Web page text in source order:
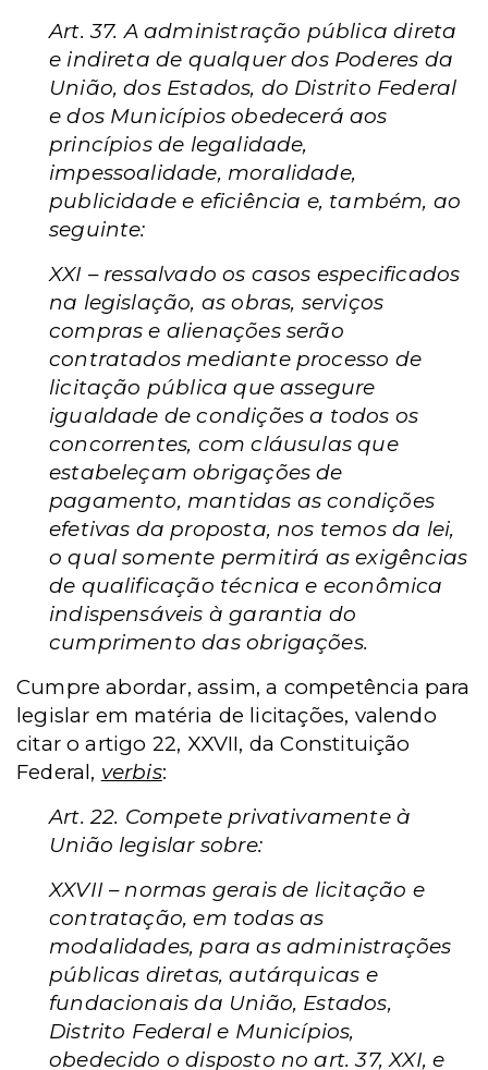
Art. 37. A administração pública direta
e indireta de qualquer dos Poderes da
União, dos Estados, do Distrito Federal
e dos Municípios obedecerá aos
princípios de legalidade,
impessoalidade, moralidade,
publicidade e eficiência e, também, ao
seguinte:
XXI – ressalvado os casos especificados
na legislação, as obras, serviços
compras e alienações serão
contratados mediante processo de
licitação pública que assegure
igualdade de condições a todos os
concorrentes, com cláusulas que
estabeleçam obrigações de
pagamento, mantidas as condições
efetivas da proposta, nos temos da lei,
o qual somente permitirá as exigências
de qualificação técnica e econômica
indispensáveis à garantia do
cumprimento das obrigações.
Cumpre abordar, assim, a competência para
legislar em matéria de licitações, valendo
citar o artigo 22, XXVII, da Constituição
Federal, verbis:
Art. 22. Compete privativamente à
União legislar sobre:
XXVII – normas gerais de licitação e
contratação, em todas as
modalidades, para as administrações
públicas diretas, autárquicas e
fundacionais da União, Estados,
Distrito Federal e Municípios,
obedecido o disposto no art. 37, XXI, e